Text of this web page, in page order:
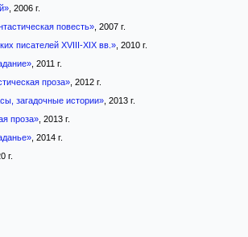
, 2006 г.
повесть», 2007 г.
писателей XVIII-XIX вв.», 2010 г.
, 2011 г.
проза», 2012 г.
загадочные истории», 2013 г.
проза», 2013 г.
, 2014 г.
г.